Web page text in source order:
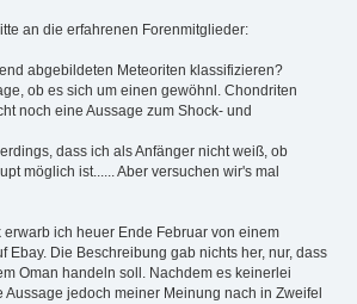
an die erfahrenen Forenmitglieder:
abgebildeten Meteoriten klassifizieren?
ob es sich um einen gewöhnl. Chondriten
noch eine Aussage zum Shock- und
dass ich als Anfänger nicht weiß, ob
möglich ist...... Aber versuchen wir's mal
ich heuer Ende Februar von einem
Ebay. Die Beschreibung gab nichts her, nur, dass
Oman handeln soll. Nachdem es keinerlei
Aussage jedoch meiner Meinung nach in Zweifel